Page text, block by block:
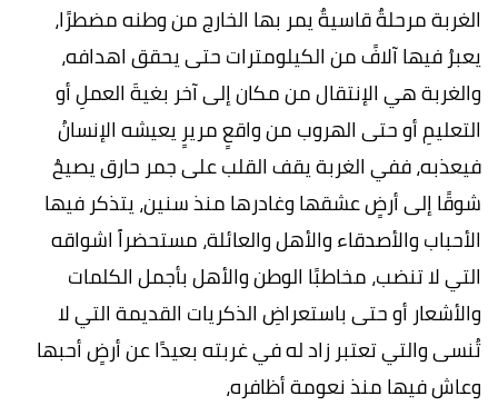
الغربة مرحلةٌ قاسيةٌ يمر بها الخارج من وطنه مضطرًا،
يعبرُ فيها آلافً من الكيلومترات حتى يحقق اهدافه،
والغربة هي الإنتقال من مكان إلى آخر بغيةَ العملِ أو
التعليمِ أو حتى الهروب من واقعٍ مريرٍ يعيشه الإنسانُ
فيعذبه، ففي الغربة يقف القلب على جمر حارق يصيحُ
شوقًا إلى أرضٍ عشقها وغادرها منذ سنين، يتذكر فيها
الأحباب والأصدقاء والأهل والعائلة، مستحضراََ اشواقه
التي لا تنضب، مخاطبًا الوطن والأهل بأجمل الكلمات
والأشعار أو حتى باستعراضِ الذكريات القديمة التي لا
تُنسى والتي تعتبر زاد له في غربته بعيدًا عن أرضٍ أحبها
وعاش فيها منذ نعومة أظافره،